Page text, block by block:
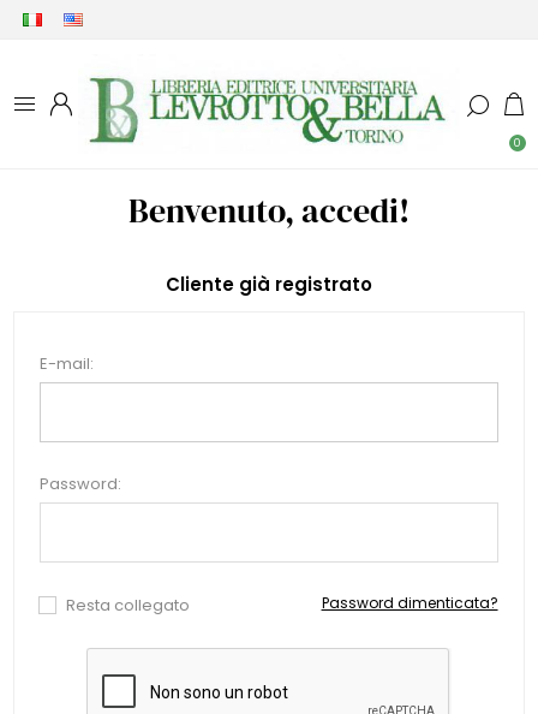
0
Benvenuto, accedi!
Cliente già registrato
E-mail:
Password:
Resta collegato Password dimenticata?